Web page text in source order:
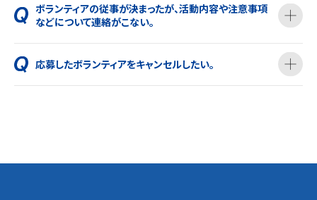
ボランティアの従事が決まったが、活動内容や注意事項
などについて連絡がこない。
応募したボランティアをキャンセルしたい。